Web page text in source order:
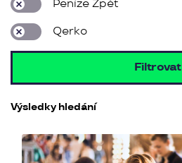
Peníze Zpět
Qerko
Filtrovat
Výsledky hledání